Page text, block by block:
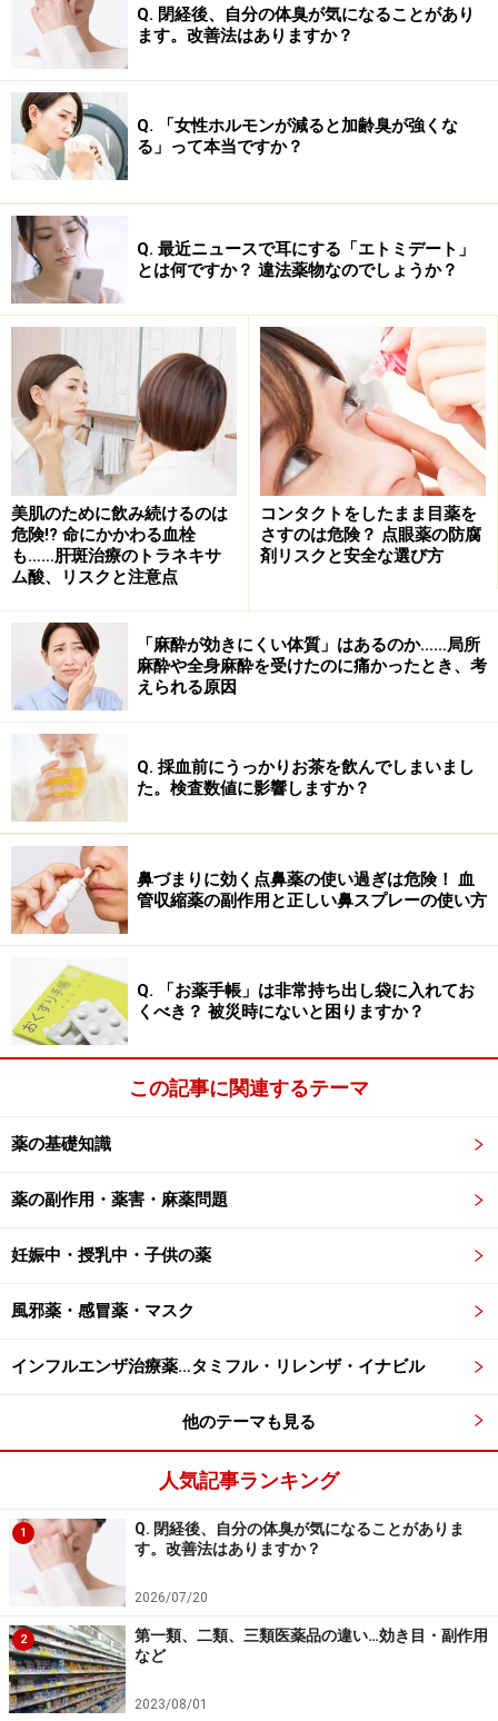
Q. 閉経後、自分の体臭が気になることがあり
ます。改善法はありますか？
Q. 「女性ホルモンが減ると加齢臭が強くな
る」って本当ですか？
Q. 最近ニュースで耳にする「エトミデート」
とは何ですか？ 違法薬物なのでしょうか？
美肌のために飲み続けるのは
危険!? 命にかかわる血栓
も……肝斑治療のトラネキサ
ム酸、リスクと注意点
コンタクトをしたまま目薬を
さすのは危険？ 点眼薬の防腐
剤リスクと安全な選び方
「麻酔が効きにくい体質」はあるのか……局所
麻酔や全身麻酔を受けたのに痛かったとき、考
えられる原因
Q. 採血前にうっかりお茶を飲んでしまいまし
た。検査数値に影響しますか？
鼻づまりに効く点鼻薬の使い過ぎは危険！ 血
管収縮薬の副作用と正しい鼻スプレーの使い方
Q. 「お薬手帳」は非常持ち出し袋に入れてお
くべき？ 被災時にないと困りますか？
この記事に関連するテーマ
薬の基礎知識
薬の副作用・薬害・麻薬問題
妊娠中・授乳中・子供の薬
風邪薬・感冒薬・マスク
インフルエンザ治療薬…タミフル・リレンザ・イナビル
他のテーマも見る
人気記事ランキング
1
Q. 閉経後、自分の体臭が気になることがありま
す。改善法はありますか？
2026/07/20
2
第一類、二類、三類医薬品の違い…効き目・副作用
など
2023/08/01